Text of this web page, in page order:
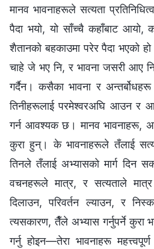
मानव भावनाहरूले सत्यता
पैदा भयो, यो साँच्‍चै कहाँबाट आयो,
शैतानको बहकाउमा परेर पैदा भएको
चाहे जे भए नि, र भावना जसरी आए
गर्दैन। कसैका भावना र
तिनीहरूलाई परमेश्‍वरअघि आउन र
गर्न आवश्यक छ। मानव भावनाहरू,
कुरा हुन्। के भावनाहरूले तँलाई
तिनले तँलाई अभ्यासको मार्ग दिन
वचनहरूले मात्र, र सत्यताले मात्र
दिलाउन, परिवर्तन ल्याउन, र
त्यसकारण, तैँले अभ्यास गर्नुपर्ने कुरा
गर्नु होइन—तेरा भावनाहरू